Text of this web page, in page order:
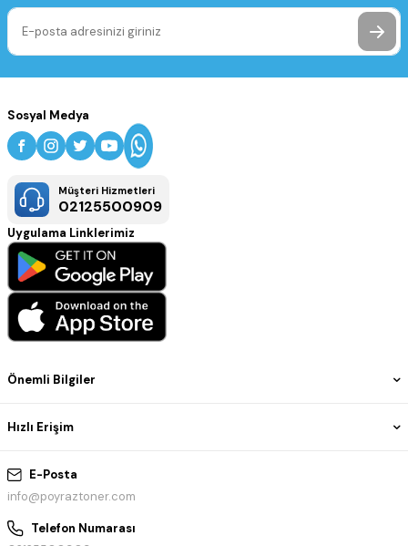
E-Posta
info@poyraztoner.com
Telefon Numarası
Önemli Bilgiler
Hızlı Erişim
Sosyal Medya
Müşteri Hizmetleri
02125500909
Uygulama Linklerimiz